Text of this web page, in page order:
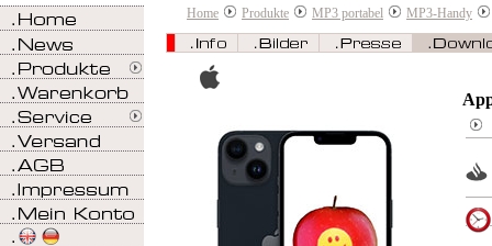
Home Produkte MP3 portabel MP3-Handy